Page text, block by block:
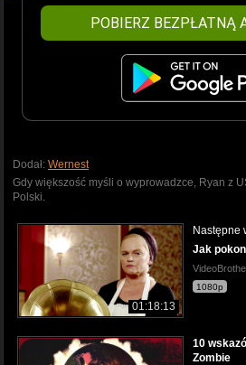
POBIERZ BEZPŁATNĄ
Dodał: Wernest
Gdy większość myśli o wyprowadzce, Ryan z
Polski.
01:18:13
Następne
Jak
1080p
10
Zombie